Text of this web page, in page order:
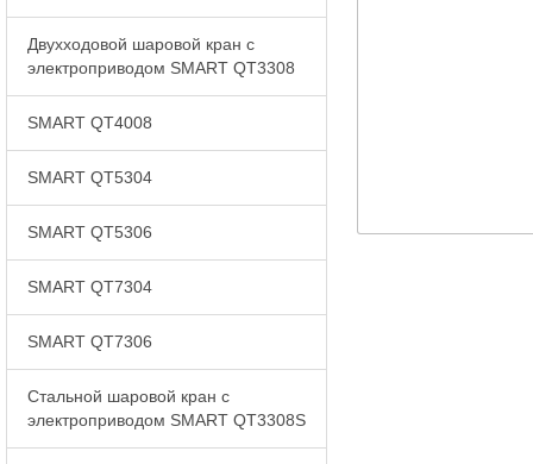
Двухходовой шаровой кран с
электроприводом SMART QT3308
SMART QT4008
SMART QT5304
SMART QT5306
SMART QT7304
SMART QT7306
Стальной шаровой кран с
электроприводом SMART QT3308S